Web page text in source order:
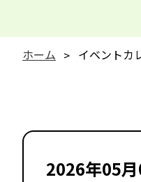
ホーム イベントカ
2026年05